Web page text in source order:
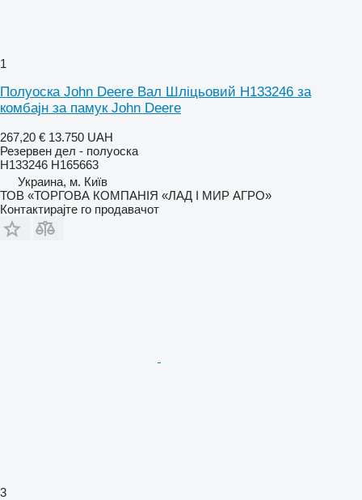
1
Полуоска John Deere Вал Шліцьовий H133246 за
комбајн за памук John Deere
267,20 € 13.750 UAH
Резервен дел - полуоска
H133246 H165663
Украина, м. Київ
ТОВ «ТОРГОВА КОМПАНІЯ «ЛАД І МИР АГРО»
Контактирајте го продавачот
3